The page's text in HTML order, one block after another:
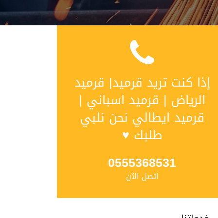
إذا كنت تريد ‫قرميد| قرميد
الرياض | قرميد اسباني |
قرميد ايطالي نحن نلبي
طلبك ♥
0555368531
اتصل الآن